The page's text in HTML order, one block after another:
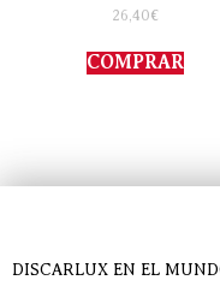
Valorado
con
de 5
26,40€
COMPRAR
DISCARLUX EN EL